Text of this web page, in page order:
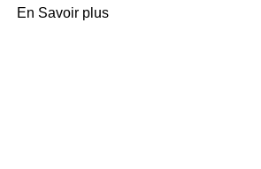
En Savoir plus